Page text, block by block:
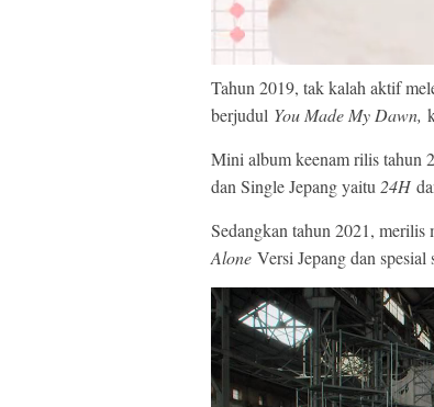
Tahun 2019, tak kalah aktif
berjudul You Made My Dawn,
Mini album keenam rilis tahun
dan Single Jepang yaitu 24H
Sedangkan tahun 2021,
Alone Versi Jepang dan spesial